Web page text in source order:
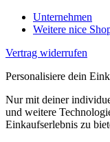
Unternehmen
Weitere nice
Vertrag widerrufen
Personalisiere dein
Nur mit deiner
und weitere
Einkaufserlebnis zu